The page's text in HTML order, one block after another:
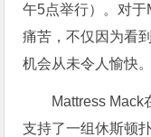
午5点举行）。对于
痛苦，不仅因为看
机会从未令人愉快。
Mattress Mack
支持了一组休斯顿